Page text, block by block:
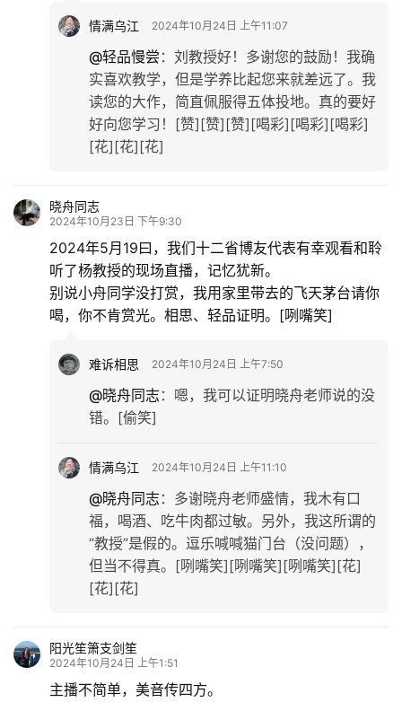
情满乌江 2024年10月24日 上午11:07
@轻品慢尝 ： 刘教授好！多谢您的鼓励！我确
实喜欢教学，但是学养比起您来就差远了。我
读您的大作，简直佩服得五体投地。真的要好
好向您学习！[赞][赞][赞][喝彩][喝彩][喝彩]
[花][花][花]
晓舟同志
2024年10月23日 下午9:30
2024年5月19曰，我们十二省博友代表有幸观看和聆
听了杨教授的现场直播，记忆犹新。
别说小舟同学没打赏，我用家里带去的飞天茅台请你
喝，你不肯赏光。相思、轻品证明。[咧嘴笑]
难诉相思 2024年10月24日 上午7:50
@晓舟同志： 嗯，我可以证明晓舟老师说的没
错。[偷笑]
情满乌江 2024年10月24日 上午11:10
@晓舟同志： 多谢晓舟老师盛情，我木有口
福，喝酒、吃牛肉都过敏。另外，我这所谓的
“教授”是假的。逗乐喊喊猫门台（没问题），
但当不得真。[咧嘴笑][咧嘴笑][咧嘴笑][花]
[花][花]
阳光笙箫支剑笙
2024年10月24日 上午1:51
主播不简单，美音传四方。